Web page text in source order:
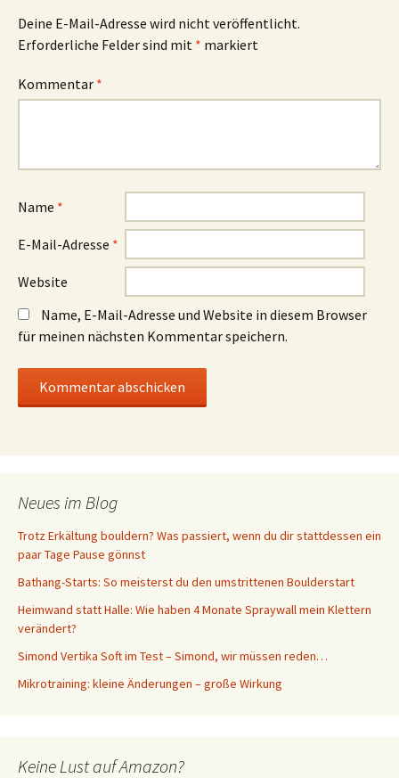
Deine E-Mail-Adresse wird nicht veröffentlicht.
Erforderliche Felder sind mit * markiert
Kommentar *
Name *
E-Mail-Adresse *
Website
Name, E-Mail-Adresse und Website in diesem Browser
für meinen nächsten Kommentar speichern.
Neues im Blog
Trotz Erkältung bouldern? Was passiert, wenn du dir stattdessen ein
paar Tage Pause gönnst
Bathang-Starts: So meisterst du den umstrittenen Boulderstart
Heimwand statt Halle: Wie haben 4 Monate Spraywall mein Klettern
verändert?
Simond Vertika Soft im Test – Simond, wir müssen reden…
Mikrotraining: kleine Änderungen – große Wirkung
Keine Lust auf Amazon?